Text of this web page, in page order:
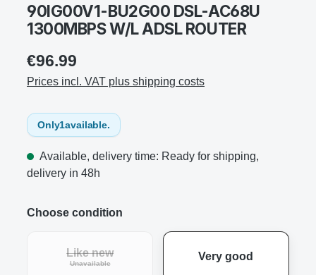
90IG00V1-BU2G00 DSL-AC68U
1300MBPS W/L ADSL ROUTER
€96.99
Prices incl. VAT plus shipping costs
Only1available.
Available, delivery time: Ready for shipping,
delivery in 48h
Choose condition
Like new
Unavailable
Very good